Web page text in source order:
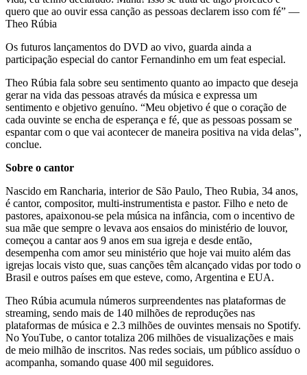
quero que ao ouvir essa canção as pessoas declarem isso com fé” —
Theo Rúbia
Os futuros lançamentos do DVD ao vivo, guarda ainda a
participação especial do cantor Fernandinho em um feat especial.
Theo Rúbia fala sobre seu sentimento quanto ao impacto que deseja
gerar na vida das pessoas através da música e expressa um
sentimento e objetivo genuíno. “Meu objetivo é que o coração de
cada ouvinte se encha de esperança e fé, que as pessoas possam se
espantar com o que vai acontecer de maneira positiva na vida delas”,
conclue.
Sobre o cantor
Nascido em Rancharia, interior de São Paulo, Theo Rubia, 34 anos,
é cantor, compositor, multi-instrumentista e pastor. Filho e neto de
pastores, apaixonou-se pela música na infância, com o incentivo de
sua mãe que sempre o levava aos ensaios do ministério de louvor,
começou a cantar aos 9 anos em sua igreja e desde então,
desempenha com amor seu ministério que hoje vai muito além das
igrejas locais visto que, suas canções têm alcançado vidas por todo o
Brasil e outros países em que esteve, como, Argentina e EUA.
Theo Rúbia acumula números surpreendentes nas plataformas de
streaming, sendo mais de 140 milhões de reproduções nas
plataformas de música e 2.3 milhões de ouvintes mensais no Spotify.
No YouTube, o cantor totaliza 206 milhões de visualizações e mais
de meio milhão de inscritos. Nas redes sociais, um público assíduo o
acompanha, somando quase 400 mil seguidores.